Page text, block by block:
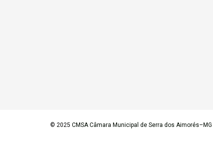
© 2025 CMSA Câmara Municipal de Serra dos Aimorés–MG